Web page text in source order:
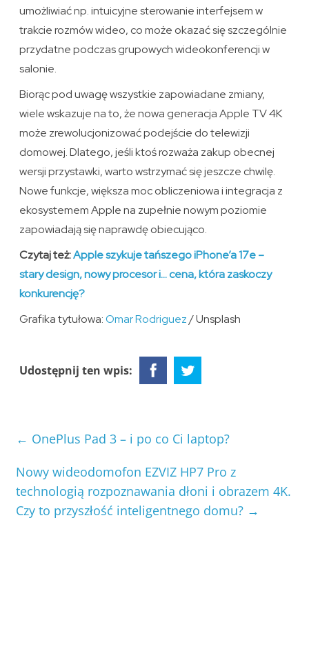
umożliwiać np. intuicyjne sterowanie interfejsem w
trakcie rozmów wideo, co może okazać się szczególnie
przydatne podczas grupowych wideokonferencji w
salonie.
Biorąc pod uwagę wszystkie zapowiadane zmiany,
wiele wskazuje na to, że nowa generacja Apple TV 4K
może zrewolucjonizować podejście do telewizji
domowej. Dlatego, jeśli ktoś rozważa zakup obecnej
wersji przystawki, warto wstrzymać się jeszcze chwilę.
Nowe funkcje, większa moc obliczeniowa i integracja z
ekosystemem Apple na zupełnie nowym poziomie
zapowiadają się naprawdę obiecująco.
Czytaj też:Apple szykuje tańszego iPhone’a 17e –
stary design, nowy procesor i… cena, która zaskoczy
konkurencję?
Grafika tytułowa:Omar Rodriguez/ Unsplash
Udostępnij ten wpis:
← OnePlus Pad 3 – i po co Ci laptop?
Nowy wideodomofon EZVIZ HP7 Pro z
technologią rozpoznawania dłoni i obrazem 4K.
Czy to przyszłość inteligentnego domu? →